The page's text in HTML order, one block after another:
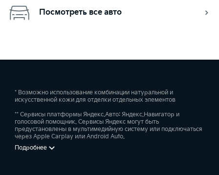
Посмотреть все авто
* Возможно использование комбинации натуральной и
искусственной кожи для отделки отдельных элементов
** Сервисы платформы Яндекс.Авто: Яндекс.Навигатор и
голосовой помощник. Сервисы Яндекс могут быть
предустановлены в мультимедийную систему или подключаться
через Apple Carplay или Android Auto.
Подробнее